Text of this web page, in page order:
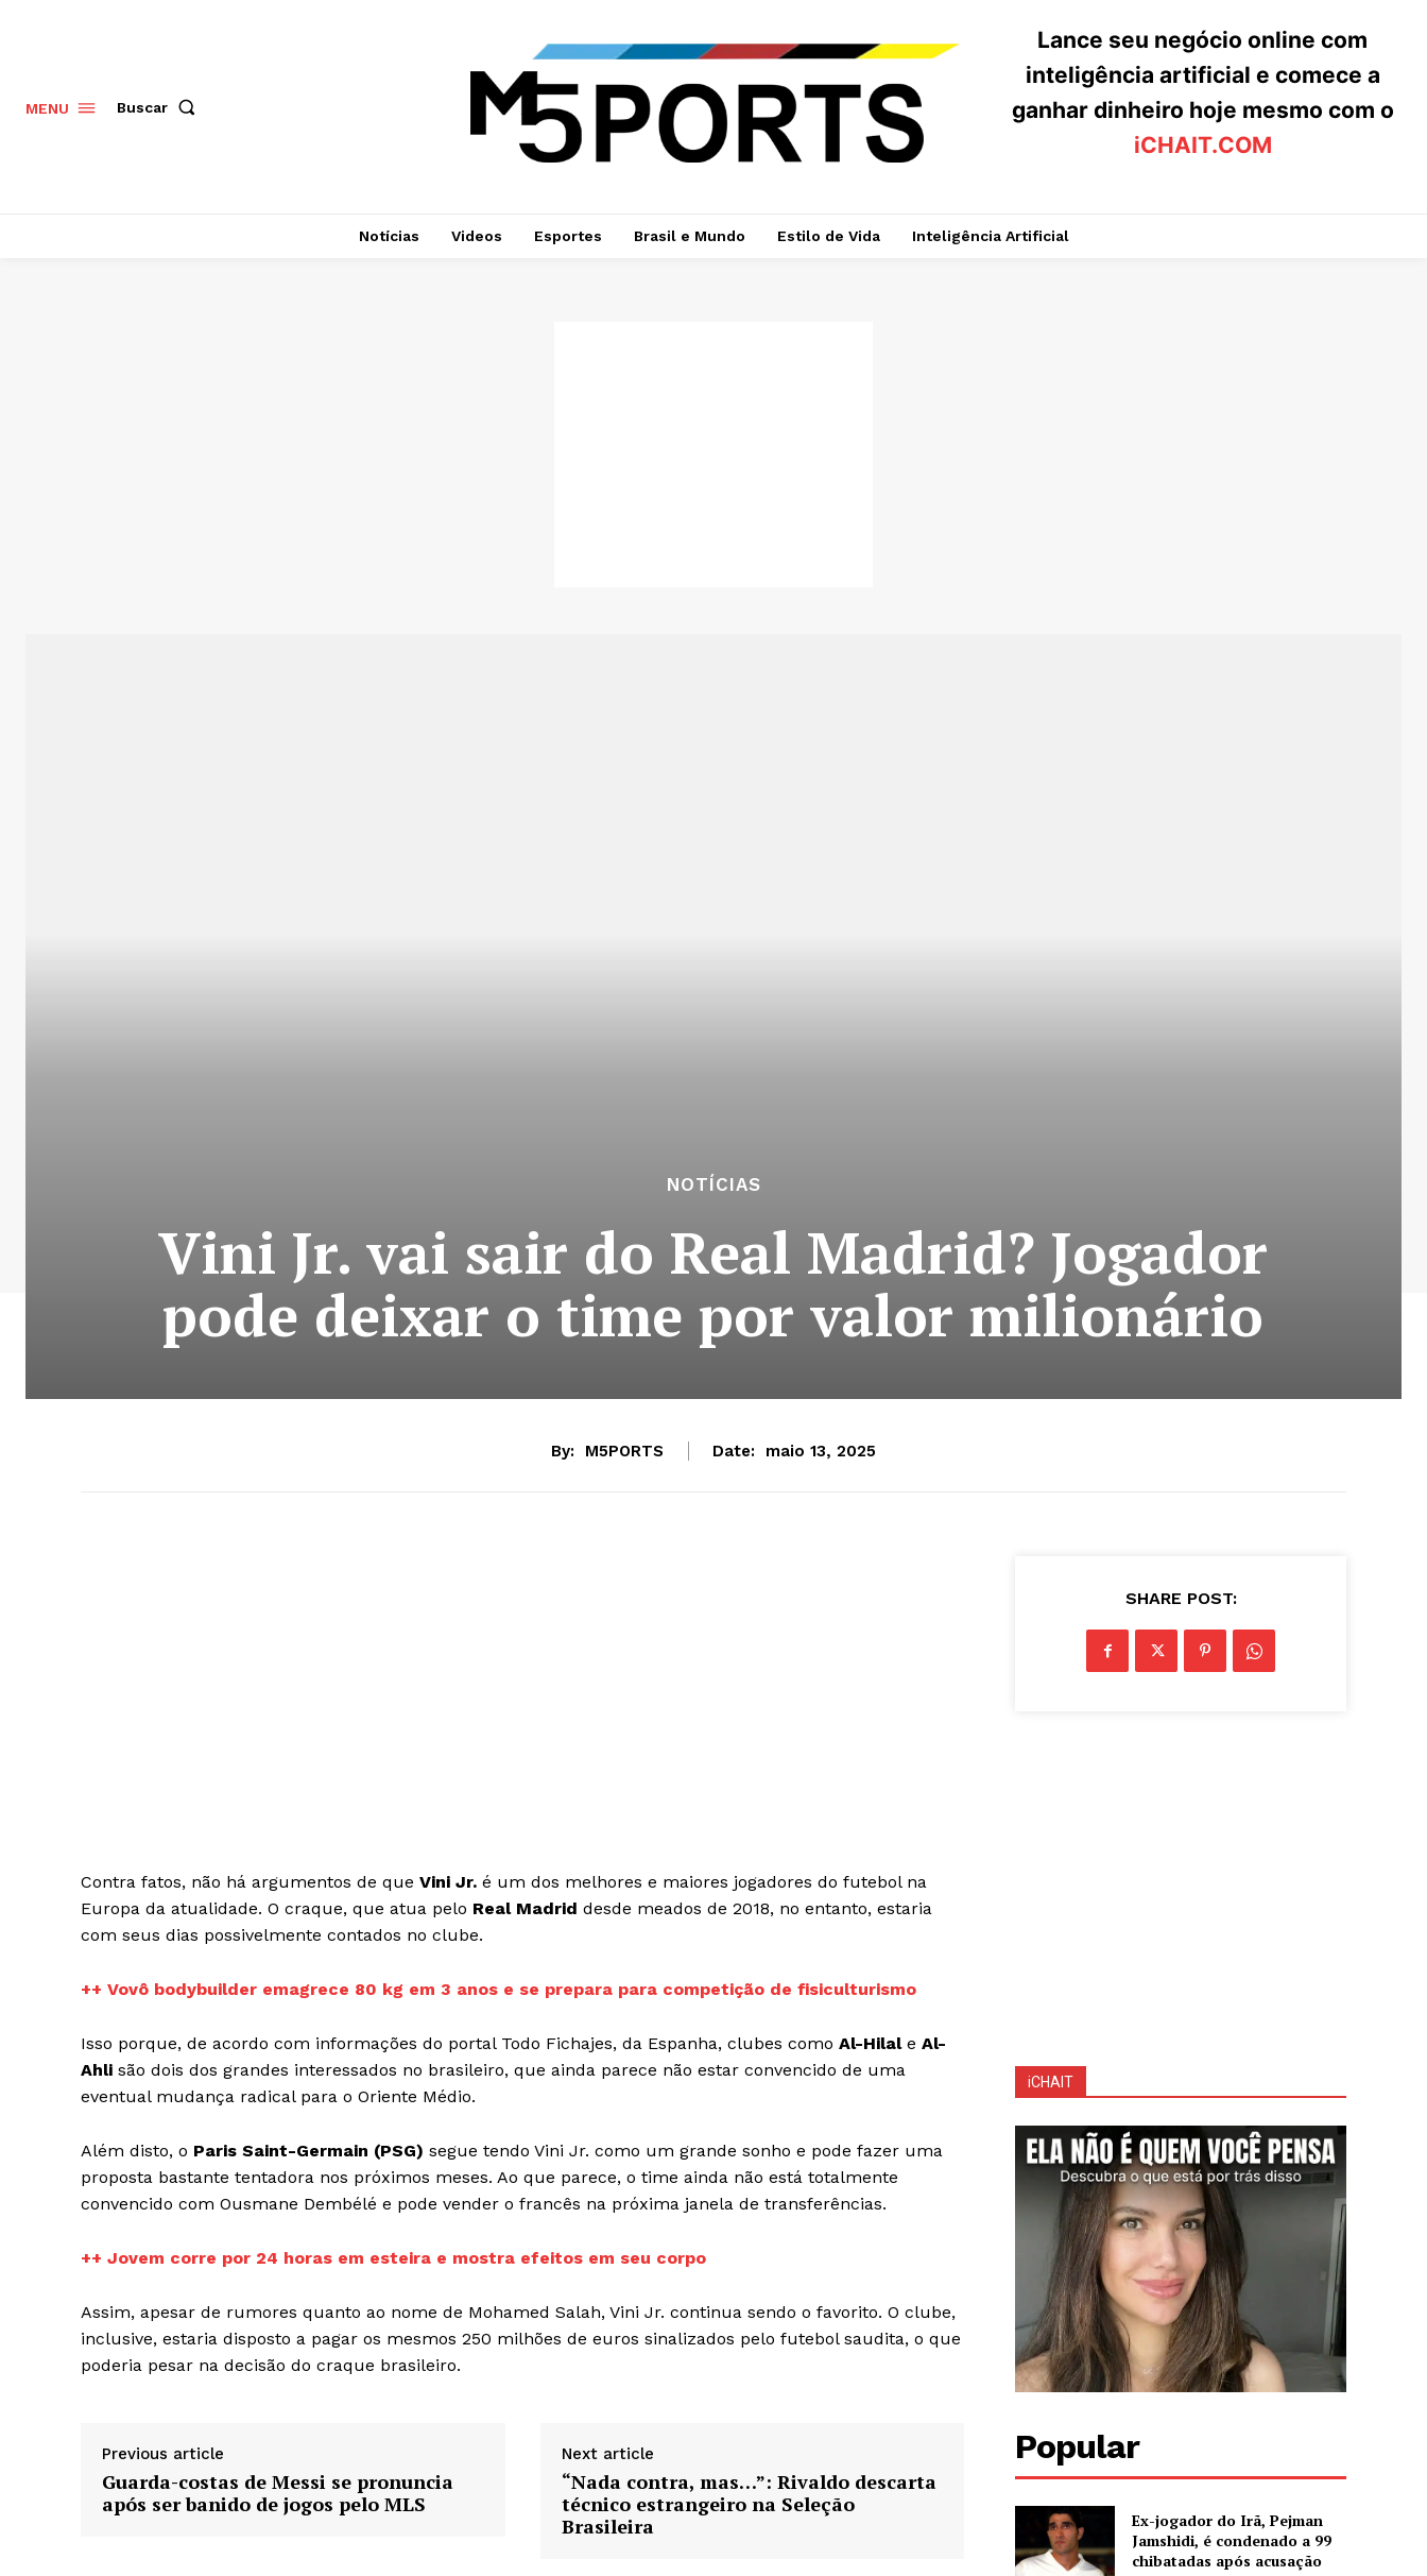
Aprenda tudo sobre
M5PORTS
Sobre Nós
Transparência Editorial
Termos de Serviços
RSS
MENU Buscar
Lance seu negócio online com
inteligência artificial e comece a
ganhar dinheiro hoje mesmo com o
iCHAIT.COM
Notícias Videos Esportes Brasil e Mundo Estilo de Vida Inteligência Artificial
NOTÍCIAS
Vini Jr. vai sair do Real Madrid? Jogador
pode deixar o time por valor milionário
By: M5PORTS Date: maio 13, 2025
Contra fatos, não há argumentos de que Vini Jr. é um dos melhores e maiores jogadores do futebol na
Europa da atualidade. O craque, que atua pelo Real Madrid desde meados de 2018, no entanto, estaria
com seus dias possivelmente contados no clube.
++ Vovô bodybuilder emagrece 80 kg em 3 anos e se prepara para competição de fisiculturismo
Isso porque, de acordo com informações do portal Todo Fichajes, da Espanha, clubes como Al-Hilale Al-
Ahli são dois dos grandes interessados no brasileiro, que ainda parece não estar convencido de uma
eventual mudança radical para o Oriente Médio.
Além disto, o Paris Saint-Germain (PSG) segue tendo Vini Jr. como um grande sonho e pode fazer uma
proposta bastante tentadora nos próximos meses. Ao que parece, o time ainda não está totalmente
convencido com Ousmane Dembélé e pode vender o francês na próxima janela de transferências.
++ Jovem corre por 24 horas em esteira e mostra efeitos em seu corpo
Assim, apesar de rumores quanto ao nome de Mohamed Salah, Vini Jr. continua sendo o favorito. O clube,
inclusive, estaria disposto a pagar os mesmos 250 milhões de euros sinalizados pelo futebol saudita, o que
poderia pesar na decisão do craque brasileiro.
Previous article
Guarda-costas de Messi se pronuncia
após ser banido de jogos pelo MLS
Next article
“Nada contra, mas…”: Rivaldo descarta
técnico estrangeiro na Seleção
Brasileira
SHARE POST:
iCHAIT
Popular
Ex-jogador do Irã, Pejman
Jamshidi, é condenado a 99
chibatadas após acusação